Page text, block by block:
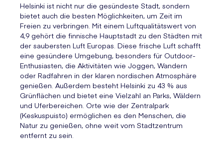
Helsinki ist nicht nur die gesündeste Stadt, sondern
bietet auch die besten Möglichkeiten, um Zeit im
Freien zu verbringen. Mit einem Luftqualitätswert von
4,9 gehört die finnische Hauptstadt zu den Städten mit
der saubersten Luft Europas. Diese frische Luft schafft
eine gesündere Umgebung, besonders für Outdoor-
Enthusiasten, die Aktivitäten wie Joggen, Wandern
oder Radfahren in der klaren nordischen Atmosphäre
genießen. Außerdem besteht Helsinki zu 43 % aus
Grünflächen und bietet eine Vielzahl an Parks, Wäldern
und Uferbereichen. Orte wie der Zentralpark
(Keskuspuisto) ermöglichen es den Menschen, die
Natur zu genießen, ohne weit vom Stadtzentrum
entfernt zu sein.